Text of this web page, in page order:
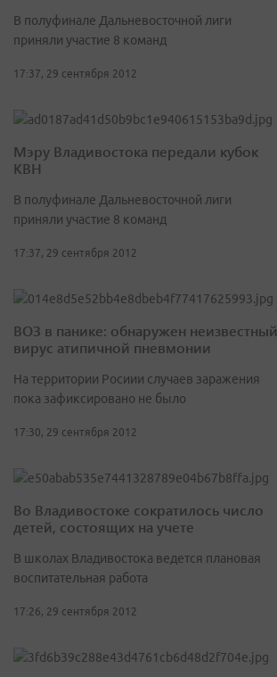
В полуфинале Дальневосточной лиги
приняли участие 8 команд
17:37, 29 сентября 2012
Мэру Владивостока передали кубок
КВН
В полуфинале Дальневосточной лиги
приняли участие 8 команд
17:37, 29 сентября 2012
ВОЗ в панике: обнаружен неизвестный
вирус атипичной пневмонии
На территории Росиии случаев заражения
пока зафиксировано не было
17:30, 29 сентября 2012
Во Владивостоке сократилось число
детей, состоящих на учете
В школах Владивостока ведется плановая
воспитательная работа
17:26, 29 сентября 2012